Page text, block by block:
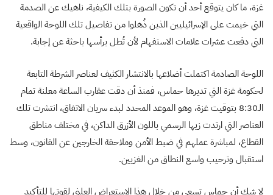
غزة، ما كان يتوقع أحد أن تكون الصورة بتلك الكيفية، ناهيك عن الصدمة
التي خيمت على الإسرائيليين الذين ذُهلوا من تفاصيل تلك اللوحة الواقعية
التي دفعت عشرات علامات الاستفهام لأن تُطل برأسها باحثة عن إجابة.
اللوحة الصادمة اكتملت أضلاعها بالانتشار الكثيف لعناصر الشرطة التابعة
لحكومة غزة التي تديرها حماس، فمنذ أن دقت عقارب الساعة معلنة تمام
الـ8:30 بتوقيت غزة، وهو الموعد المحدد لبدء سريان الاتفاق، انتشرت تلك
العناصر التي ارتدت زيها الرسمي باللون الأزرق الداكن، في مختلف مناطق
القطاع، لمباشرة عملهم في ضبط الأمن وملاحقة الخارجين عن القانون، وسط
استقبال وترحيب واسع النطاق من الغزيين.
لا شك أن حماس تسعى من خلال هذا الاستعراض العلني لقوتها للتأكيد